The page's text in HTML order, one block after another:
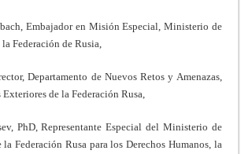
Embajador en Misión Especial, Ministerio de
Federación de Rusia,
Departamento de Nuevos Retos y Amenazas,
de la Federación Rusa,
PhD, Representante Especial del Ministerio de
Federación Rusa para los Derechos Humanos, la